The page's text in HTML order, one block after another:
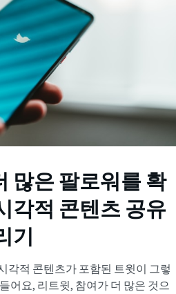
많은 팔로워를 확
각적 콘텐츠 공유
기
각적 콘텐츠가 포함된 트윗이 그렇
어요, 리트윗, 참여가 더 많은 것으